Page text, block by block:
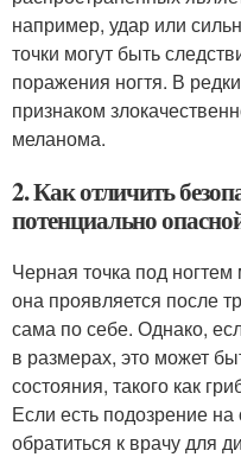
например, удар или
точки могут быть
поражения ногтя. В
признаком
меланома.
2. Как отличить
потенциально
Черная точка под
она проявляется после
сама по себе. Однако,
в размерах, это может
состояния, такого как
Если есть подозрение
обратиться к врачу для